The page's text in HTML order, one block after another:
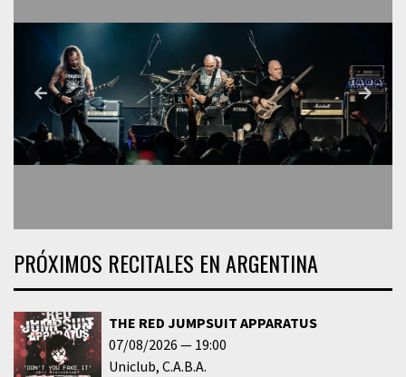
PRÓXIMOS RECITALES EN ARGENTINA
THE RED JUMPSUIT APPARATUS
07/08/2026
19:00
Uniclub C.A.B.A.